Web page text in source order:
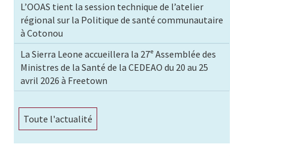
L’OOAS tient la session technique de l’atelier
régional sur la Politique de santé communautaire
à Cotonou
La Sierra Leone accueillera la 27ᵉ Assemblée des
Ministres de la Santé de la CEDEAO du 20 au 25
avril 2026 à Freetown
Toute l'actualité